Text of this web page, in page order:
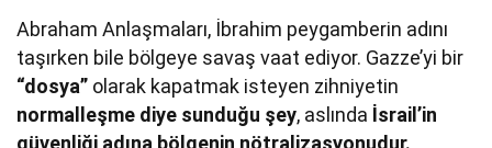
Abraham Anlaşmaları, İbrahim peygamberin adını
taşırken bile bölgeye savaş vaat ediyor. Gazze’yi bir
“dosya” olarak kapatmak isteyen zihniyetin
normalleşme diye sunduğu şey, aslında İsrail’in
güvenliği adına bölgenin nötralizasyonudur.